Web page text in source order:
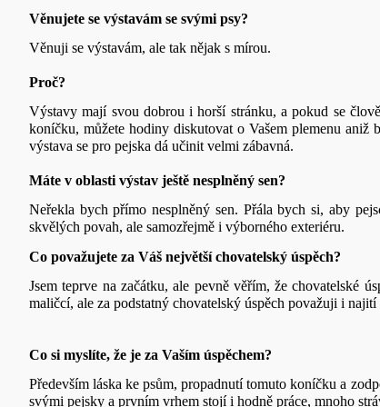
Věnujete se výstavám se svými psy?
Věnuji se výstavám, ale tak nějak s mírou.
Proč?
Výstavy mají svou dobrou i horší stránku, a pokud se
koníčku, můžete hodiny diskutovat o Vašem plemenu
výstava se pro pejska dá učinit velmi zábavná.
Máte v oblasti výstav ještě nesplněný sen?
Neřekla bych přímo nesplněný sen. Přála bych si, aby
skvělých povah, ale samozřejmě i výborného exteriéru.
Co považujete za Váš největší chovatelský úspěch?
Jsem teprve na začátku, ale pevně věřím, že chovatelské
maličcí, ale za podstatný chovatelský úspěch považuji i
Co si myslíte, že je za Vaším úspěchem?
Především láska ke psům, propadnutí tomuto koníčku a
svými pejsky a prvním vrhem stojí i hodně práce, mnoho